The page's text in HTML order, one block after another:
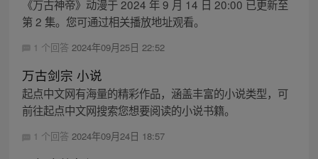
《万古神帝》动漫于 2024 年 9 月 14 日 20:00 已更新至
第 2 集。您可通过相关播放地址观看。
1 个回答 2024年09月25日 22:52
万古剑宗 小说
起点中文网有海量的精彩作品，涵盖丰富的小说类型，可
前往起点中文网搜索您想要阅读的小说书籍。
1 个回答 2024年09月24日 18:57